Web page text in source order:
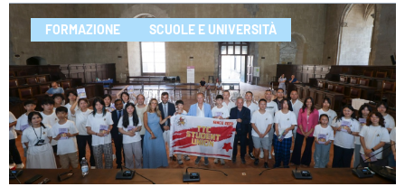
FORMAZIONE SCUOLE E UNIVERSITÀ